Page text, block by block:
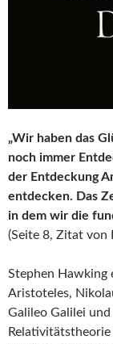
„Wir haben das
noch immer
der Entdeckung
entdecken. Das
in dem wir die
(Seite 8, Zitat von
Stephen Hawking
Aristoteles,
Galileo Galilei